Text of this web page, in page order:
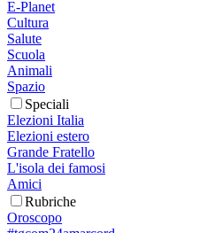
E-Planet
Cultura
Salute
Scuola
Animali
Spazio
Speciali
Elezioni Italia
Elezioni estero
Grande Fratello
L'isola dei famosi
Amici
Rubriche
Oroscopo